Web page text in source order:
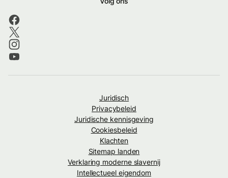
Juridisch
Privacybeleid
Juridische kennisgeving
Cookiesbeleid
Klachten
Sitemap landen
Verklaring moderne slavernij
Intellectueel eigendom